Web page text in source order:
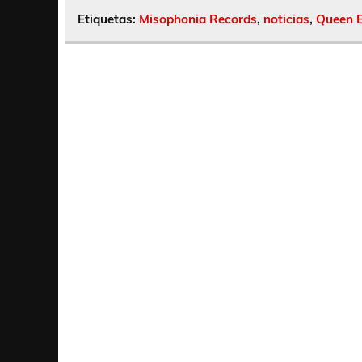
Etiquetas: Misophonia Records, noticias, Queen